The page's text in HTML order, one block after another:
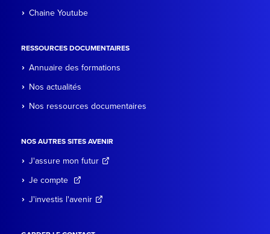
Chaine Youtube
RESSOURCES DOCUMENTAIRES
Annuaire des formations
Nos actualités
Nos ressources documentaires
NOS AUTRES SITES AVENIR
J'assure mon futur
Je compte
J'investis l'avenir